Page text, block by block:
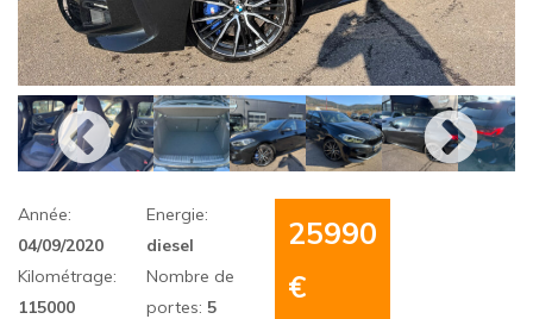
Année:
04/09/2020
Kilométrage:
115000
Energie:
diesel
Nombre de
portes: 5
25990
€